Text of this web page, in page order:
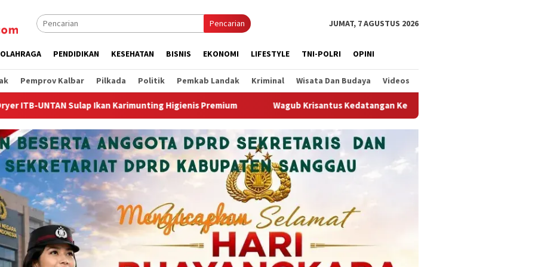
Pencarian JUMAT, 7 AGUSTUS 2026
OLAHRAGA PENDIDIKAN KESEHATAN BISNIS EKONOMI LIFESTYLE TNI-POLRI OPINI
Pemprov Kalbar Pilkada Politik Pemkab Landak Kriminal Wisata Dan Budaya Videos
Higienis Premium Wagub Krisantus Kedatangan Kepala Staf Kepresidenan, Tegaskan Komitmen Dukung Hilirisasi